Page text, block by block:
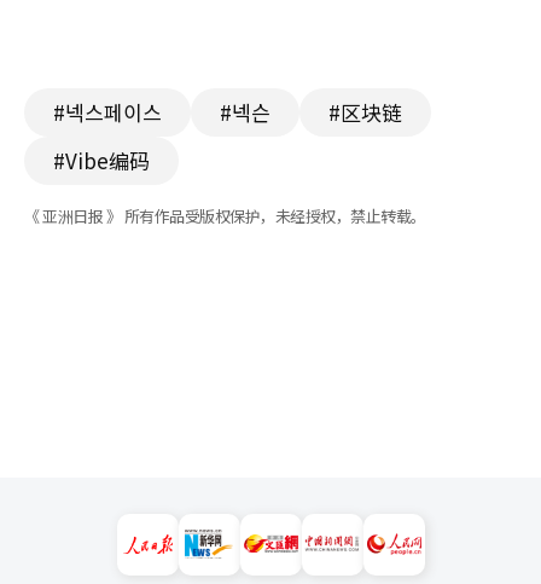
#넥스페이스 #넥슨
#区块链
#Vibe编码
《 亚洲日报 》 所有作品受版权保护，未经授权，禁止转载。